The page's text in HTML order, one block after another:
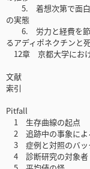
5. 着想次第で面白
の実態
6. 労力と経費を節
るアディポネクチンと
12章 京都大学にお
文献
索引
Pitfall
1 生存曲線の起点
2 追跡中の事象によ
3 症例と対照のバッ
4 診断研究の対象者